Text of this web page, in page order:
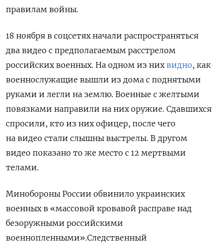
правилам войны.
18 ноября в соцсетях начали распространяться
два видео с предполагаемым расстрелом
российских военных. На одном из них видно, как
военнослужащие вышли из дома с поднятыми
руками и легли на землю. Военные с желтыми
повязками направили на них оружие. Сдавшихся
спросили, кто из них офицер, после чего
на видео стали слышны выстрелы. В другом
видео показано то же место с 12 мертвыми
телами.
Минобороны России обвинило украинских
военных в «массовой кровавой расправе над
безоружными российскими
военнопленными».Следственный